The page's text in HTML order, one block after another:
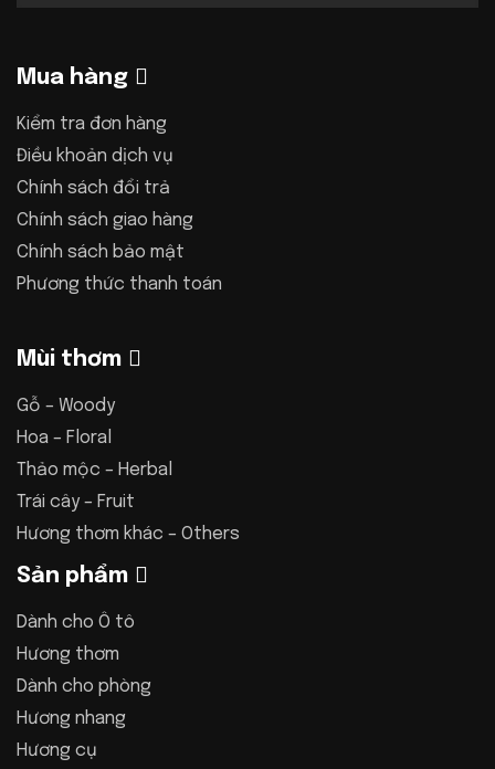
Mua hàng
Kiểm tra đơn hàng
Điều khoản dịch vụ
Chính sách đổi trả
Chính sách giao hàng
Chính sách bảo mật
Phương thức thanh toán
Mùi thơm
Gỗ – Woody
Hoa – Floral
Thảo mộc – Herbal
Trái cây – Fruit
Hương thơm khác – Others
Sản phẩm
Dành cho Ô tô
Hương thơm
Dành cho phòng
Hương nhang
Hương cụ